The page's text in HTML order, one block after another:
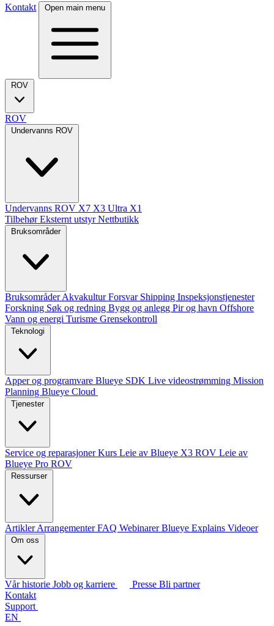
Kontakt
Open main menu
ROV
ROV
Undervanns ROV
Undervanns ROV X7 X3 Ultra X1
TilbehørEksternt utstyrNettbutikk
Bruksområder
BruksområderAkvakulturForsvar Shipping Inspeksjonstjenester
Forskning Søk og redning Bygg og anlegg Pir og havn Offshore
Vann og energi Turisme Grensekontroll
Teknologi
Apper og programvare Blueye SDK Live videostrømming Mission
Planning Blueye Cloud
Tjenester
Service og reparasjonerKurs Leie av Blueye X3 ROV Leie av
Blueye Pro ROV
Ressurser
ArtiklerArrangementerFAQ WebinarerBlueye Explains Videoer
Om oss
Vår historie Jobb og karriere Presse Bli partner
Kontakt
Support
EN